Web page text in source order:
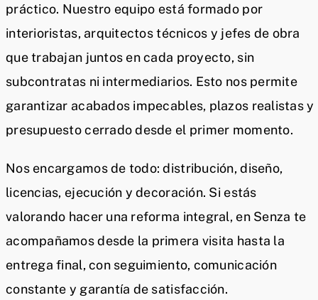
práctico. Nuestro equipo está formado por
interioristas, arquitectos técnicos y jefes de obra
que trabajan juntos en cada proyecto, sin
subcontratas ni intermediarios. Esto nos permite
garantizar acabados impecables, plazos realistas y
presupuesto cerrado desde el primer momento.
Nos encargamos de todo: distribución, diseño,
licencias, ejecución y decoración. Si estás
valorando hacer una reforma integral, en Senza te
acompañamos desde la primera visita hasta la
entrega final, con seguimiento, comunicación
constante y garantía de satisfacción.